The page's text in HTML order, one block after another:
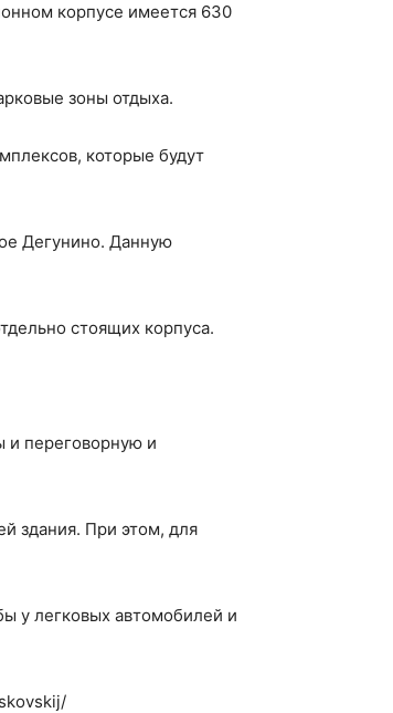
корпусе имеется 630
зоны отдыха.
которые будут
Дегунино. Данную
стоящих корпуса.
и переговорную и
здания. При этом, для
у легковых автомобилей и